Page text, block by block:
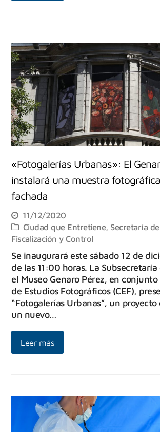
«Fotogalerías Urbanas»: El
instalará una muestra
fachada
11/12/2020
Ciudad que Entretiene, Secretaría
Fiscalización y Control
Se inaugurará este sábado 12 de
de las 11:00 horas. La
el Museo Genaro Pérez, en
de Estudios Fotográficos (CEF),
“Fotogalerías Urbanas”, un
un nuevo…
Leer más